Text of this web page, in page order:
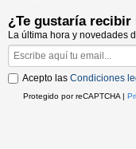
¿Te gustaría recibir
La última hora y novedades
Acepto las Condiciones
Protegido por reCAPTCHA |